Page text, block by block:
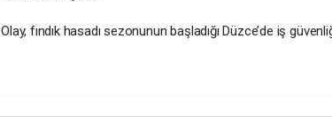
Olay, fındık hasadı sezonunun başladığı Düzce’de iş